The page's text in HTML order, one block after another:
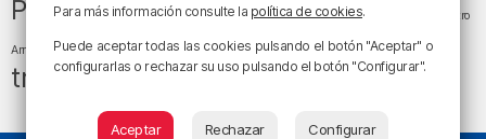
Política religión San Mamés sociedadsucesos Teatro
Arriaga tiempotiempo atmosféricotráfico
tráfico en Bizkaia
Para más información consulte la política de cookies.
Puede aceptar todas las cookies pulsando el botón "Aceptar" o
configurarlas o rechazar su uso pulsando el botón "Configurar".
Aceptar Rechazar Configurar